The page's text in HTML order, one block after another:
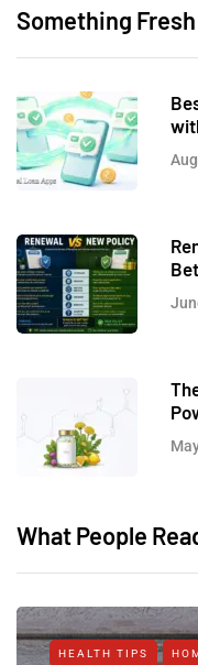
Something Fresh
What People
HEALTH TIPS